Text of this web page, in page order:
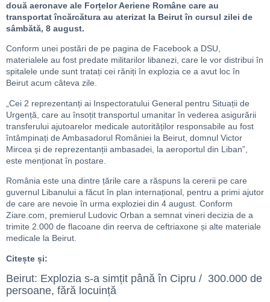
două aeronave ale Forțelor Aeriene Române care au
transportat încărcătura au aterizat la Beirut în cursul zilei de
sâmbătă, 8 august.
Conform unei postări de pe pagina de Facebook a DSU,
materialele au fost predate militarilor libanezi, care le vor distribui în
spitalele unde sunt tratați cei răniți în explozia ce a avut loc în
Beirut acum câteva zile.
„Cei 2 reprezentanți ai Inspectoratului General pentru Situații de
Urgență, care au însoțit transportul umanitar în vederea asigurării
transferului ajutoarelor medicale autorităților responsabile au fost
întâmpinați de Ambasadorul României la Beirut, domnul Victor
Mircea și de reprezentanții ambasadei, la aeroportul din Liban”,
este menționat în postare.
România este una dintre țările care a răspuns la cererii pe care
guvernul Libanului a făcut în plan internațional, pentru a primi ajutor
de care are nevoie în urma exploziei din 4 august. Conform
Ziare.com, premierul Ludovic Orban a semnat vineri decizia de a
trimite 2.000 de flacoane din reerva de ceftriaxone și alte materiale
medicale la Beirut.
Citește și:
Beirut: Explozia s-a simțit până în Cipru / 300.000 de
persoane, fără locuință